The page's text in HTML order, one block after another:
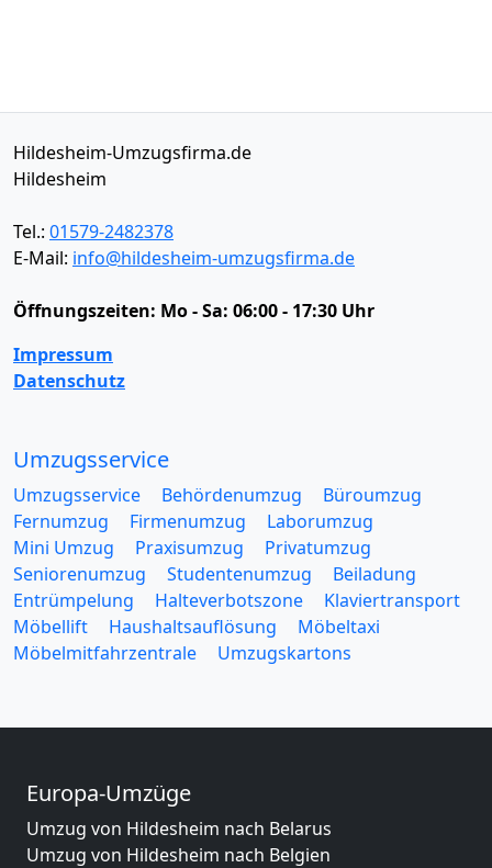
Hildesheim-Umzugsfirma.de
Hildesheim
Tel.: 01579-2482378
E-Mail: info@hildesheim-umzugsfirma.de
Öffnungszeiten: Mo - Sa: 06:00 - 17:30 Uhr
Impressum
Datenschutz
Umzugsservice
Umzugsservice Behördenumzug
Büroumzug
Fernumzug
Firmenumzug
Laborumzug
Mini Umzug
Praxisumzug
Privatumzug
Seniorenumzug
Studentenumzug
Beiladung
Entrümpelung
Halteverbotszone
Klaviertransport
Möbellift
Haushaltsauflösung
Möbeltaxi
Möbelmitfahrzentrale
Umzugskartons
Europa-Umzüge
Umzug von Hildesheim nach Belarus
Umzug von Hildesheim nach Belgien